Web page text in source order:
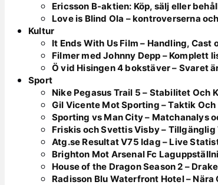
Ericsson B-aktien: Köp, sälj eller
Love is Blind Ola – kontroverserna
Kultur
It Ends With Us Film – Handling, Cast
Filmer med Johnny Depp – Komplett
Ö vid Hisingen 4 bokstäver – Svaret
Sport
Nike Pegasus Trail 5 – Stabilitet Och
Gil Vicente Mot Sporting – Taktik Och
Sporting vs Man City – Matchanalys
Friskis och Svettis Visby – Tillgänglig
Atg.se Resultat V75 Idag – Live
Brighton Mot Arsenal Fc
House of the Dragon Season 2 –
Radisson Blu Waterfront Hotel –